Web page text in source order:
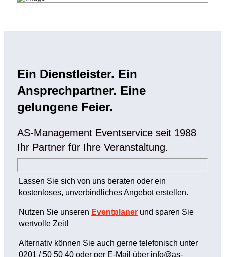
Ein Dienstleister. Ein
Ansprechpartner. Eine
gelungene Feier.
AS-Management Eventservice seit 1988
Ihr Partner für Ihre Veranstaltung.
Lassen Sie sich von uns beraten oder ein
kostenloses, unverbindliches Angebot erstellen.
Nutzen Sie unseren Eventplaner und sparen Sie
wertvolle Zeit!
Alternativ können Sie auch gerne telefonisch unter
0201 / 50 50 40 oder per E-Mail über info@as-